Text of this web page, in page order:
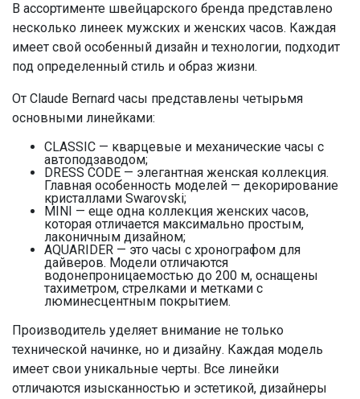
В ассортименте швейцарского бренда представлено
несколько линеек мужских и женских часов. Каждая
имеет свой особенный дизайн и технологии, подходит
под определенный стиль и образ жизни.
От Claude Bernard часы представлены четырьмя
основными линейками:
CLASSIC — кварцевые и механические часы с
автоподзаводом;
DRESS CODE — элегантная женская коллекция.
Главная особенность моделей — декорирование
кристаллами Swarovski;
MINI — еще одна коллекция женских часов,
которая отличается максимально простым,
лаконичным дизайном;
AQUARIDER — это часы с хронографом для
дайверов. Модели отличаются
водонепроницаемостью до 200 м, оснащены
тахиметром, стрелками и метками с
люминесцентным покрытием.
Производитель уделяет внимание не только
технической начинке, но и дизайну. Каждая модель
имеет свои уникальные черты. Все линейки
отличаются изысканностью и эстетикой, дизайнеры